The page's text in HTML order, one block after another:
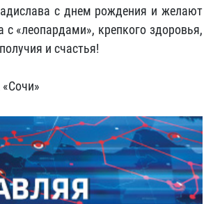
с днем рождения и желают
с «леопардами», крепкого здоровья,
и счастья!